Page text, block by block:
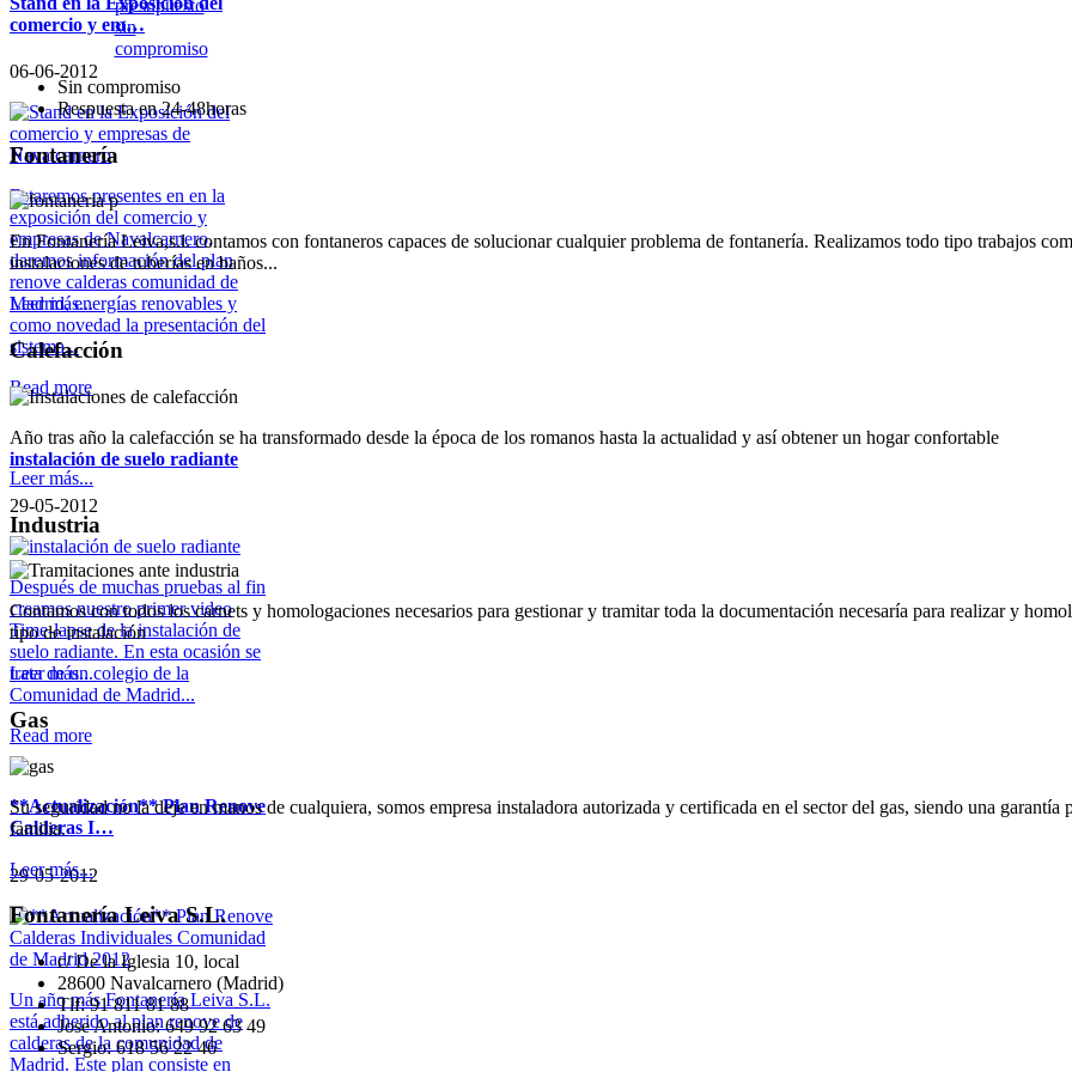
comercio y em…
06-06-2012
Estaremos presentes en en la
exposición del comercio y
empresas de Navalcarnero,
daremos información del plan
renove calderas comunidad de
Madrid, energías renovables y
como novedad la presentación del
sistema...
Read more
instalación de suelo radiante
29-05-2012
Después de muchas pruebas al fin
creamos nuestro primer video
Time-lapse de la instalación de
suelo radiante. En esta ocasión se
trata de un colegio de la
Comunidad de Madrid...
Read more
**Actualización** Plan Renove
Calderas I…
29-05-2012
Un año más Fontanería Leiva S.L.
está adherido al plan renove de
calderas de la comunidad de
Madrid. Este plan consiste en
Sin compromiso
Respuesta en 24-48horas
Fontanería
En Fontanería Leiva,s.l. contamos con fontaneros capaces de solucionar cualquier problema de fontanería. Realizamos todo tipo trabajos
instalaciones de tuberías en baños...
Leer más...
Calefacción
Año tras año la calefacción se ha transformado desde la época de los romanos hasta la actualidad y así obtener un hogar confortable
Leer más...
Industria
Contamos con todos los carnets y homologaciones necesarios para gestionar y tramitar toda la documentación necesaría para realizar y
tipo de instalación
Leer más...
Gas
Su seguridad no la deje en manos de cualquiera, somos empresa instaladora autorizada y certificada en el sector del gas, siendo una garantía
familia.
Leer más...
FontaneríaLeiva S.L.
c/ De la Iglesia 10, local
28600 Navalcarnero (Madrid)
Tlf: 91 811 81 88
Jose Antonio:649 92 63 49
Sergio: 618 56 22 46